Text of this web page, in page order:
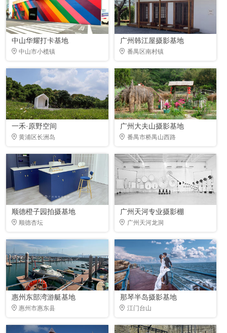
中山华耀打卡基地
中山市小榄镇
广州韩江屋摄影基地
番禺区南村镇
一禾·原野空间
黄浦区长洲岛
广州大夫山摄影基地
番禺市桥禺山西路
顺德橙子园拍摄基地
顺德杏坛
广州天河专业摄影棚
广州天河龙洞
惠州东部湾游艇基地
惠州市惠东县
那琴半岛摄影基地
江门台山